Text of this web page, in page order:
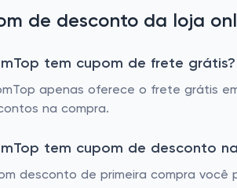
de desconto da loja
tem cupom de frete grátis?
apenas oferece o frete grátis
na compra.
tem cupom de desconto
desconto de primeira compra